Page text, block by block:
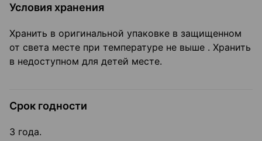
Условия хранения
Хранить в оригинальной упаковке в защищенном
от света месте при температуре не выше . Хранить
в недоступном для детей месте.
Срок годности
3 года.